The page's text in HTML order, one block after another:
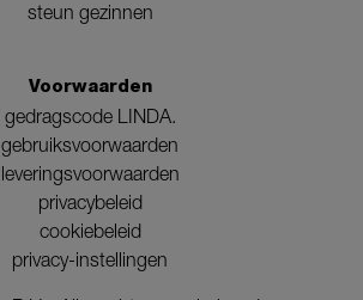
steun gezinnen
Voorwaarden
gedragscode LINDA.
gebruiksvoorwaarden
leveringsvoorwaarden
privacybeleid
cookiebeleid
privacy-instellingen